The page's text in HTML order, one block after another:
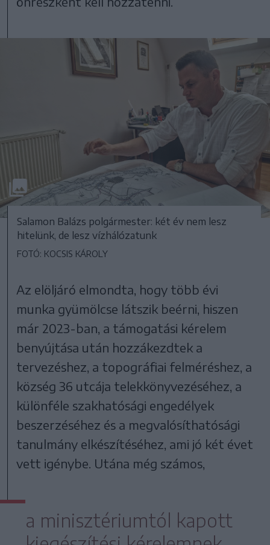
Salamon Balázs polgármester: két év nem lesz
hitelünk, de lesz vízhálózatunk
FOTÓ: KOCSIS KÁROLY
Az elöljáró elmondta, hogy több évi
munka gyümölcse látszik beérni, hiszen
már 2023-ban, a támogatási kérelem
benyújtása után hozzákezdtek a
tervezéshez, a topográfiai felméréshez, a
község 36 utcája telekkönyvezéséhez, a
különféle szakhatósági engedélyek
beszerzéséhez és a megvalósíthatósági
tanulmány elkészítéséhez, ami jó két évet
vett igénybe. Utána még számos,
a minisztériumtól kapott